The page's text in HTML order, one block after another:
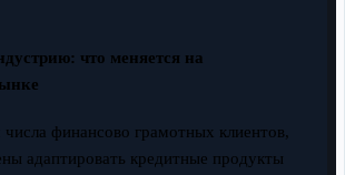
что меняется на
финансово грамотных клиентов,
адаптировать кредитные продукты